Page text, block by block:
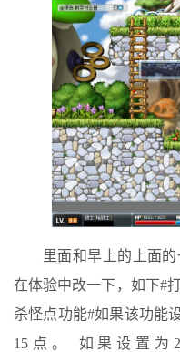
里面和早上的上面
在体验中改一下，如下#
杀怪点功能#如果该功能
15点。 如果设置为